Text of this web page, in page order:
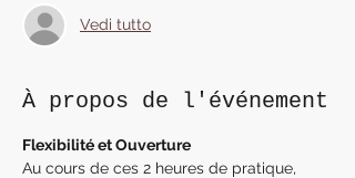
Vedi tutto
À propos de l'événement
Flexibilité et Ouverture
Au cours de ces 2 heures de pratique,